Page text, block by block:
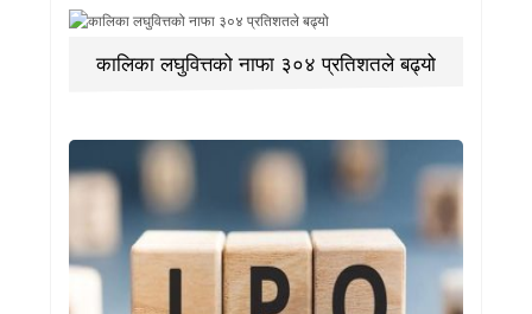
कालिका लघुवित्तको नाफा ३०४ प्रतिशतले बढ्यो